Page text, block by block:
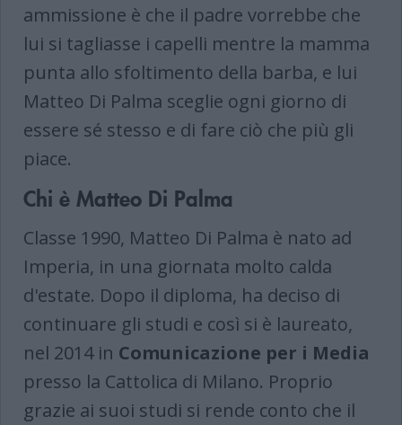
ammissione è che il padre vorrebbe che
lui si tagliasse i capelli mentre la mamma
punta allo sfoltimento della barba, e lui
Matteo Di Palma sceglie ogni giorno di
essere sé stesso e di fare ciò che più gli
piace.
Chi è Matteo Di Palma
Classe 1990, Matteo Di Palma è nato ad
Imperia, in una giornata molto calda
d'estate. Dopo il diploma, ha deciso di
continuare gli studi e così si è laureato,
nel 2014 in Comunicazione per i Media
presso la Cattolica di Milano. Proprio
grazie ai suoi studi si rende conto che il